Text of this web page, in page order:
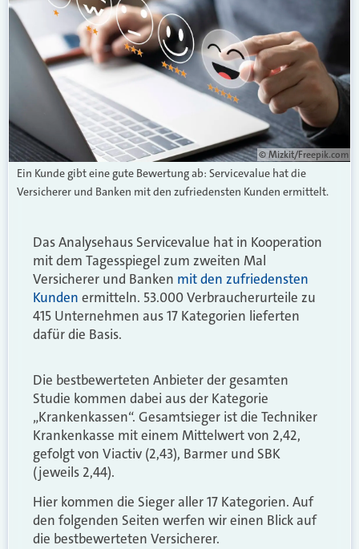
© Mizkit/Freepik.com
Ein Kunde gibt eine gute Bewertung ab: Servicevalue hat die
Versicherer und Banken mit den zufriedensten Kunden ermittelt.
Das Analysehaus Servicevalue hat in Kooperation
mit dem Tagesspiegel zum zweiten Mal
Versicherer und Banken mit den zufriedensten
Kunden ermitteln. 53.000 Verbraucherurteile zu
415 Unternehmen aus 17 Kategorien lieferten
dafür die Basis.
Die bestbewerteten Anbieter der gesamten
Studie kommen dabei aus der Kategorie
„Krankenkassen“. Gesamtsieger ist die Techniker
Krankenkasse mit einem Mittelwert von 2,42,
gefolgt von Viactiv (2,43), Barmer und SBK
(jeweils 2,44).
Hier kommen die Sieger aller 17 Kategorien. Auf
den folgenden Seiten werfen wir einen Blick auf
die bestbewerteten Versicherer.